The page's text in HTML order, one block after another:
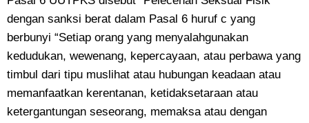
dengan sanksi berat dalam Pasal 6 huruf c yang
berbunyi “Setiap orang yang menyalahgunakan
kedudukan, wewenang, kepercayaan, atau perbawa yang
timbul dari tipu muslihat atau hubungan keadaan atau
memanfaatkan kerentanan, ketidaksetaraan atau
ketergantungan seseorang, memaksa atau dengan